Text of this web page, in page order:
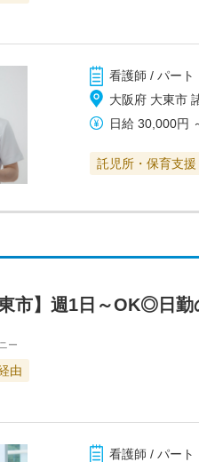
看護師 / パート
大阪府 大東市
日給 30,000円
託児所・保育支援
東市】週1日～OK◎日
ー
由
看護師 / パート